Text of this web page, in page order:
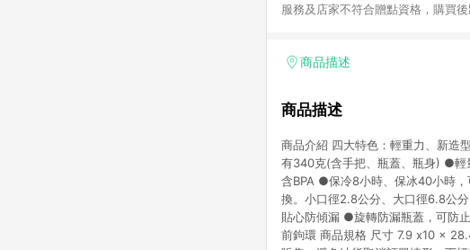
服務及店家不符合贈點資格，購買
享有 LINE POINTS 回饋。 (3) 若購買之訂單（包含預購商品）未符合樂天市場 45 天內完成訂單出貨及結帳，則不符
會有時間差，如顯示之商品規格、顏色
點數回饋或點數回饋有爭議，台灣
商品描述
商品描述
商品介紹 四大特色：輕重力、新
有340克(含手把、瓶蓋、瓶身) ●
含BPA ●保冷8小時、保冰40小時
換。小口徑2.8公分、大口徑6.8公
貼心防傾漏 ●旋轉防漏瓶蓋，可防
前鉤環 商品規格 尺寸 7.9 x10 x